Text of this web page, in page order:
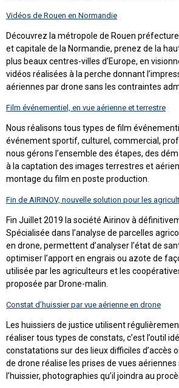
Vidéos de Rouen en Normandie
Découvrez la métropole de Rouen
et capitale de la Normandie, prenez de la
plus beaux centres-villes d’Europe, en
vidéos réalisées à la perche donnant
aériennes par drone sans les contraintes
Film événementiel, en vue aérienne et terrestre
Nous réalisons tous types de film
événement sportif, culturel, commercial,
nous gérons l’ensemble des étapes, des
à la captation des images terrestres et
montage du film en poste production.
Fin de AIRINOV, nouvelle solution pour les
Fin Juillet 2019 la société Airinov à
Spécialisée dans l’analyse de parcelles
en drone, permettent d’analyser l’état de
optimiser l’apport en engrais ou azote de
utilisée par les agriculteurs et les
proposée par Drone-malin.
Constat d’huissier par vue aérienne en drone
Les huissiers de justice utilisent
réaliser tous types de constats, c’est l’outil
constatations sur des lieux difficiles d’accès
de drone réalise les prises de vues
l’huissier, photographies qu’il joindra au